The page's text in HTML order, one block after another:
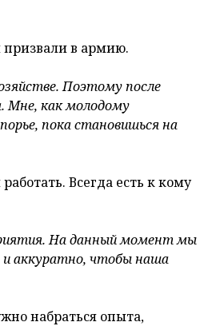
призвали в армию.
Поэтому после
Мне, как молодому
пока становишься на
Всегда есть к кому
На данный момент мы
и аккуратно, чтобы наша
набраться опыта,